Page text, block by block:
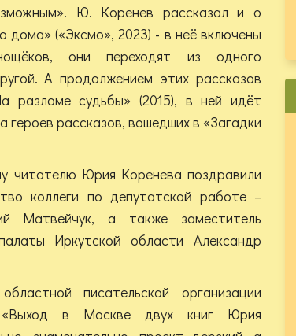
Ю. Коренев рассказал и о
дома» («Эксмо», 2023) - в неё включены
они переходят из одного
А продолжением этих рассказов
разломе судьбы» (2015), в ней идёт
рассказов, вошедших в «Загадки
читателю Юрия Коренева поздравили
коллеги по депутатской работе –
Матвейчук, а также заместитель
Иркутской области Александр
писательской организации
«Выход в Москве двух книг Юрия